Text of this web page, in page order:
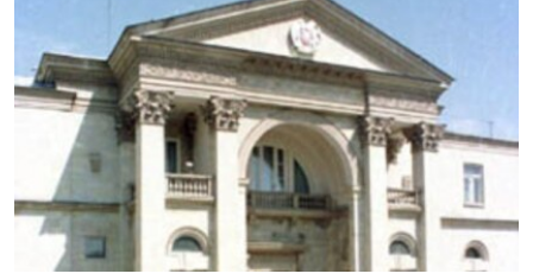
ՏԱՐԱԾԱՇՐՋԱՆ
ՄԻՋԱԶԳԱՅԻՆ
ՄՇԱԿՈՒՅԹ
ՍՊՈՐՏ
ՄԵԿՆԱԲԱՆՈՒԹՅՈՒՆ
ՏՏ ԵՒ ԻՆՏԵՐՆԵՏ